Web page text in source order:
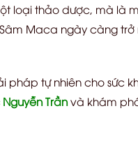
loại thảo dược, mà là
Maca ngày càng
pháp tự nhiên cho sức
Trầnvà khám